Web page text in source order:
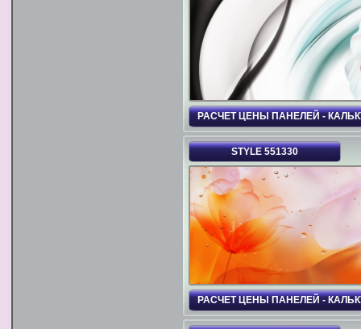
РАСЧЕТ ЦЕНЫ ПАНЕЛЕЙ -
STYLE 551330
РАСЧЕТ ЦЕНЫ ПАНЕЛЕЙ -